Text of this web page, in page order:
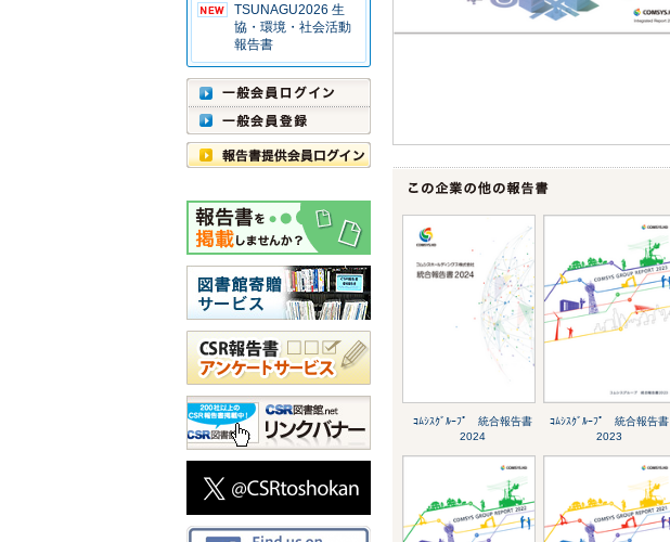
TSUNAGU2026 生
協・環境・社会活動
報告書
ｺﾑｼｽｸﾞﾙｰﾌﾟ 統合報告書
2024
ｺﾑｼｽｸﾞﾙｰﾌﾟ 統合報告書
2023